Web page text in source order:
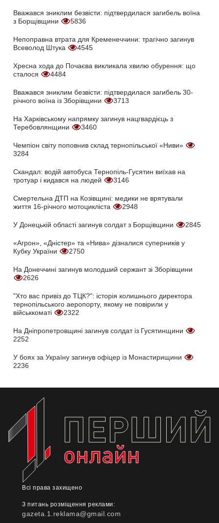
Вважався зниклим безвісти: підтвердилася загибель воїна
з Борщівщини
5836
Непоправна втрата для Кременеччини: трагічно загинув
Всеволод Штука
4545
Хресна хода до Почаєва викликала хвилю обурення: що
сталося
4484
Вважався зниклим безвісти: підтвердилася загибель 30-
річного воїна із Зборівщини
3713
На Харківському напрямку загинув нацгвардієць з
Теребовлянщини
3460
Чемпіон світу поповнив склад тернопільської «Ниви»
3284
Скандал: водій автобуса Тернопіль-Гусятин виїхав на
тротуар і кидався на людей
3146
Смертельна ДТП на Козівщині: медики не врятували
життя 16-річного мотоцикліста
2948
У Донецькій області загинув солдат з Борщівщини 2845
«Агрон», «Дністер» та «Нива» дізналися суперників у
Кубку України
2750
На Донеччині загинув молодший сержант зі Зборівщини
2626
"Хто вас привіз до ТЦК?": історія колишнього директора
тернопільського аеропорту, якому не повірили у
військкоматі
2322
На Дніпропетровщині загинув солдат із Гусятинщини
2252
У боях за Україну загинув офіцер із Монастирищини
2236
Всі права захищено
З питань розміщення реклами:
gazeta.1.reklama@gmail.com